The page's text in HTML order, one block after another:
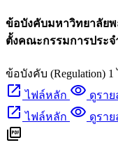
ข้อบังคับมหาวิทยาลัยพ
ตั้งคณะกรรมการประจ
ข้อบังคับ (Regulation) 1
open_in_new ไฟล์หลัก visibility ดูราย
open_in_new ไฟล์หลัก visibility ดูราย
picture_as_pdf